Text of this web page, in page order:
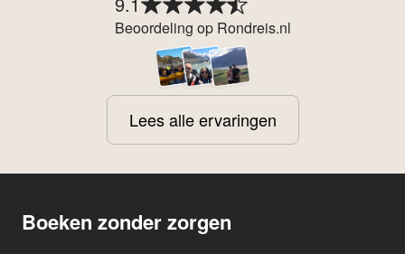
Beoordeling op Rondreis.nl
Lees alle ervaringen
Boeken zonder zorgen